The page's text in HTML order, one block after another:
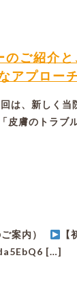
のご紹介
アプロー
は、新しく
皮膚のトラブ
ご案内）
[…]